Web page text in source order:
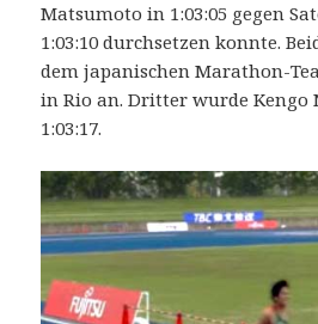
Matsumoto in 1:03:05 gegen
1:03:10 durchsetzen konnte.
dem japanischen Marathon-
in Rio an. Dritter wurde Kengo
1:03:17.